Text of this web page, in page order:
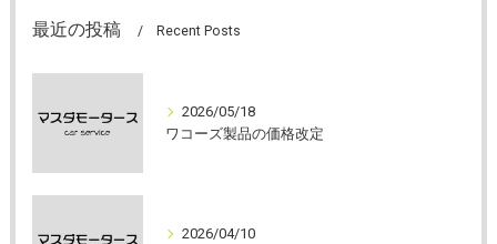
最近の投稿 Recent Posts
2026/05/18
ワコーズ製品の価格改定
2026/04/10